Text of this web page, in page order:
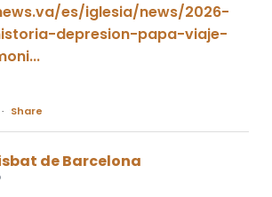
es/iglesia/news/2026-
depresion-papa-viaje-
· Share
de Barcelona